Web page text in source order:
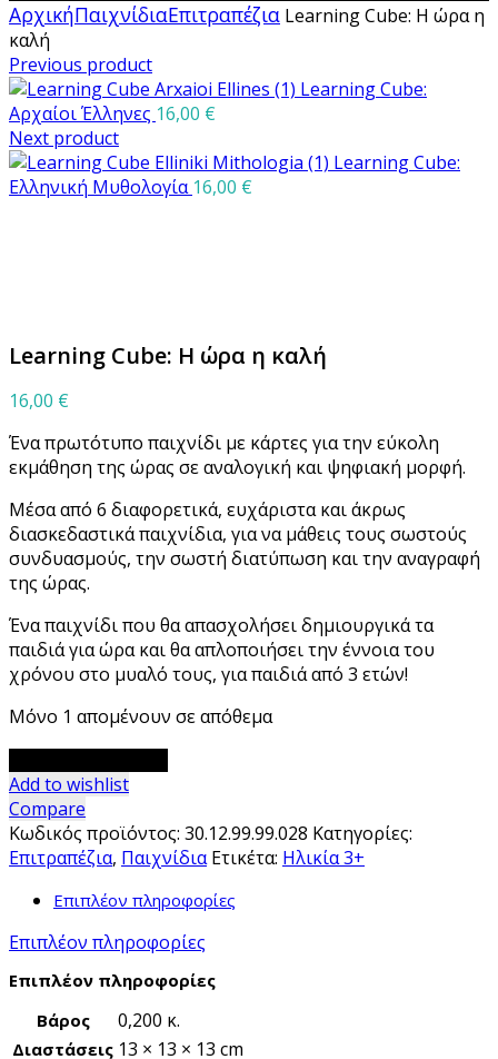
ΑρχικήΠαιχνίδιαΕπιτραπέζια Learning Cube: Η ώρα η
καλή
Previous product
Learning Cube:
Αρχαίοι Έλληνες 16,00 €
Next product
Learning Cube:
Ελληνική Μυθολογία 16,00 €
Learning Cube: Η ώρα η καλή
16,00 €
Ένα πρωτότυπο παιχνίδι με κάρτες για την εύκολη
εκμάθηση της ώρας σε αναλογική και ψηφιακή μορφή.
Μέσα από 6 διαφορετικά, ευχάριστα και άκρως
διασκεδαστικά παιχνίδια, για να μάθεις τους σωστούς
συνδυασμούς, την σωστή διατύπωση και την αναγραφή
της ώρας.
Ένα παιχνίδι που θα απασχολήσει δημιουργικά τα
παιδιά για ώρα και θα απλοποιήσει την έννοια του
χρόνου στο μυαλό τους, για παιδιά από 3 ετών!
Μόνο 1 απομένουν σε απόθεμα
Cube:
Η
ώρα
η
ποσότητα
Add to wishlist
Compare
Κωδικός προϊόντος: 30.12.99.99.028 Κατηγορίες:
Επιτραπέζια, Παιχνίδια Ετικέτα: Ηλικία 3+
Επιπλέον πληροφορίες
Επιπλέον πληροφορίες
Επιπλέον πληροφορίες
Βάρος
0,200 κ.
Διαστάσεις 13 × 13 × 13 cm